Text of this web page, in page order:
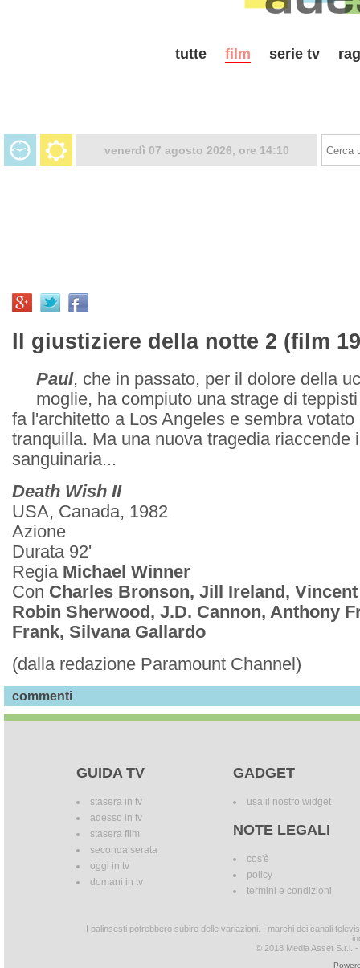
tutte film serie tv
venerdì 07 agosto 2026, ore 14:10
Il giustiziere della notte 2 (film
Paul, che in passato, per il dolore della
moglie, ha compiuto una strage di
fa l'architetto a Los Angeles e sembra votato
tranquilla. Ma una nuova tragedia riaccende
sanguinaria...
Death Wish II
USA, Canada, 1982
Azione
Durata 92'
Regia Michael Winner
Con Charles Bronson, Jill Ireland,
Robin Sherwood, J.D. Cannon, Anthony
Frank, Silvana Gallardo
(dalla redazione Paramount Channel)
commenti
GUIDA TV
stasera in tv
adesso in tv
stasera film
seconda serata
oggi in tv
domani in tv
GADGET
usa il nostro widget
NOTE LEGALI
cos'è
policy
termini e condizioni
I palinsesti potrebbero subire delle variazioni. I marchi dei canali
© 2018 Media Asset S.r.l.